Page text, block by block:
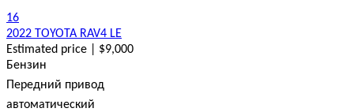
16
2022 TOYOTA RAV4 LE
Estimated price | $9,000
Бензин
Передний привод
автоматический